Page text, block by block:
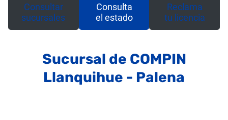
Consultar
sucursales
Consulta
el estado
Reclama
tu licencia
Sucursal de COMPIN
Llanquihue - Palena